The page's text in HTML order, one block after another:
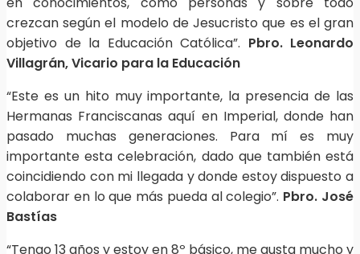
crezcan según el modelo de Jesucristo que es el gran
objetivo de la Educación Católica”. Pbro. Leonardo
Villagrán, Vicario para la Educación
“Este es un hito muy importante, la presencia de las
Hermanas Franciscanas aquí en Imperial, donde han
pasado muchas generaciones. Para mí es muy
importante esta celebración, dado que también está
coincidiendo con mi llegada y donde estoy dispuesto a
colaborar en lo que más pueda al colegio”. Pbro. José
Bastías
“Tengo 13 años y estoy en 8º básico, me gusta mucho y